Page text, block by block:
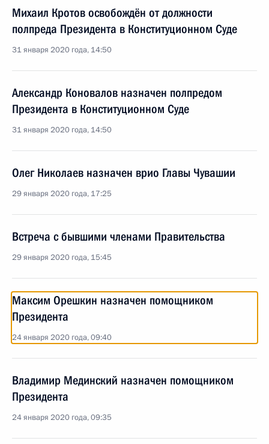
Михаил Кротов освобождён от должности
полпреда Президента в Конституционном Суде
31 января 2020 года, 14:50
Александр Коновалов назначен полпредом
Президента в Конституционном Суде
31 января 2020 года, 14:50
Олег Николаев назначен врио Главы Чувашии
29 января 2020 года, 17:25
Встреча с бывшими членами Правительства
29 января 2020 года, 15:45
Максим Орешкин назначен помощником
Президента
24 января 2020 года, 09:40
Владимир Мединский назначен помощником
Президента
24 января 2020 года, 09:35